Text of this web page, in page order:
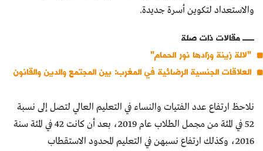
والاستعداد لتكوين أسرة جديدة.
مقالات ذات صلة
"لالة زينة وزادها نور الحمام"
العلاقات الجنسية الرضائية في المغرب: بين المجتمع والدين والقانون
نلاحظ ارتفاع عدد الفتيات والنساء في التعليم العالي لتصل إلى نسبة
52 في المئة من مجمل الطلاب عام 2019، بعد أن كانت 42 في المئة سنة
2016، وكذلك ارتفاع نسبهن في التعليم المحدود الاستقطاب